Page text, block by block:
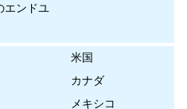
エンドユ
米国
カナダ
メキシコ